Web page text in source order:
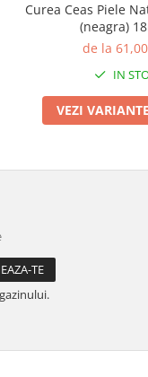
Curea Ceas Piele
(neagra)
de la
IN
VEZI VARIANTE